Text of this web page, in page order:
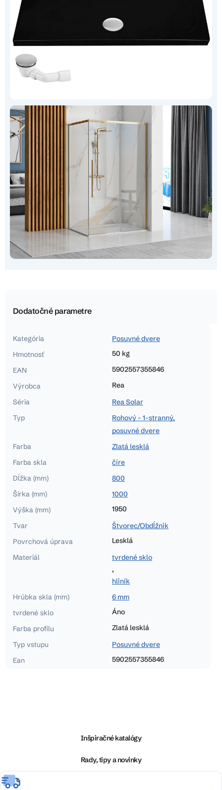
Dodatočné parametre
Kategória
Posuvné dvere
Hmotnosť
50 kg
EAN
5902557355846
Výrobca
Rea
Séria
Rea Solar
Typ
Rohový - 1-stranný,
posuvné dvere
Farba
Zlatá lesklá
Farba skla
číre
Dĺžka (mm)
800
Šírka (mm)
1000
Výška (mm)
1950
Tvar
Štvorec/Obdĺžnik
Povrchová úprava
Lesklá
Materiál
tvrdené sklo
,
hliník
Hrúbka skla (mm)
6 mm
tvrdené sklo
Áno
Farba profilu
Zlatá lesklá
Typ vstupu
Posuvné dvere
Ean
5902557355846
e
Inšpiračné katalógy
Rady, tipy a novinky